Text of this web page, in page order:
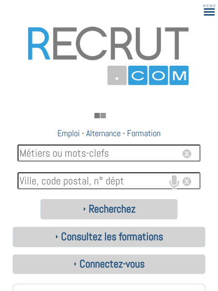
Emploi -Alternance - Formation
Recherchez
Consultez les formations
Connectez-vous